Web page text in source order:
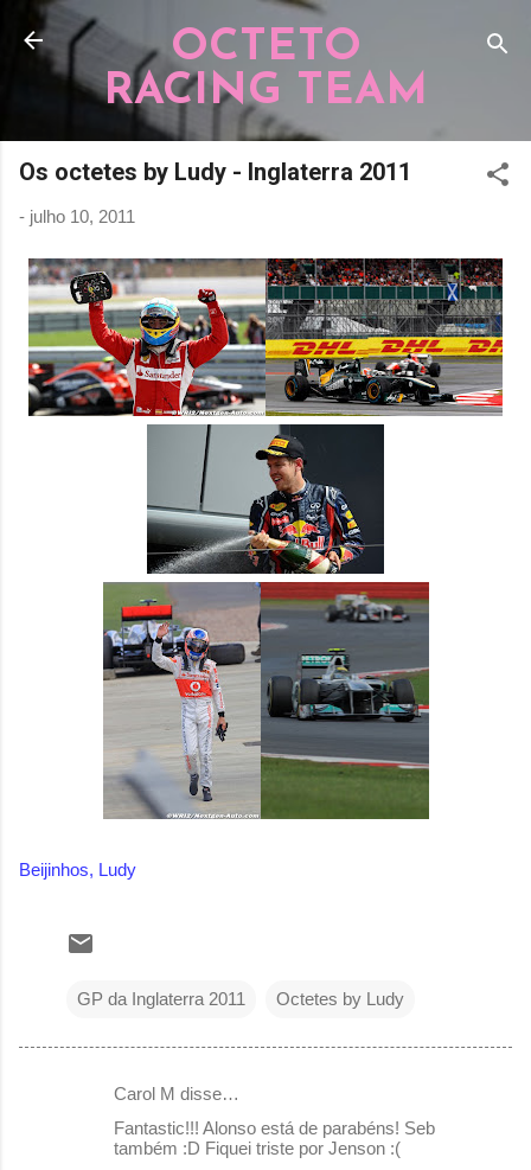
Pular para o conteúdo principal
OCTETO
RACING TEAM
Os octetes by Ludy - Inglaterra 2011
- julho 10, 2011
Beijinhos, Ludy
GP da Inglaterra 2011 Octetes by Ludy
Carol M disse…
Fantastic!!! Alonso está de parabéns! Seb
também :D Fiquei triste por Jenson :(